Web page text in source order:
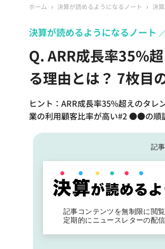
ホーム › 決算が読めるようになるノート › 決
Q. ARR成長率35%
る理由とは？ 7枚目
ヒント：ARR成長率35%超えのタ
業の利用顧客比率が高い#2 ●●の
決算が読めるようになるノート
記
記事コンテンツを無制限に閲
定期的にニュースレターの配